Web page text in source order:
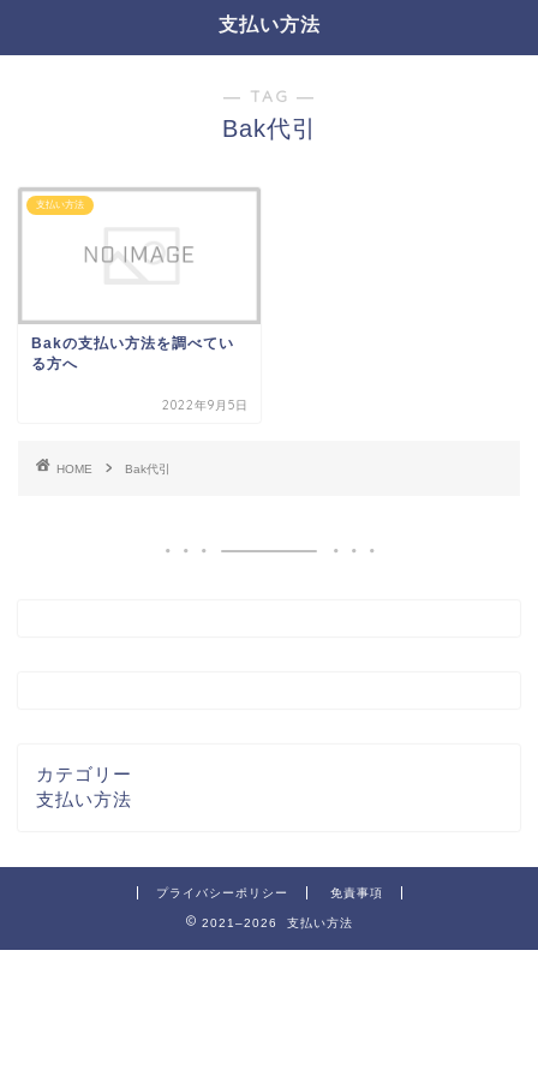
支払い方法
― TAG ―
Bak代引
支払い方法
Bakの支払い方法を調べてい
る方へ
2022年9月5日
HOME Bak代引
カテゴリー
支払い方法
プライバシーポリシー 免責事項
2021–2026 支払い方法